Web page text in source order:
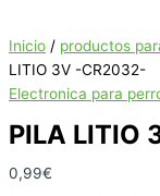
Inicio / productos
LITIO 3V -CR2032-
Electronica para
PILA LITIO
0,99€